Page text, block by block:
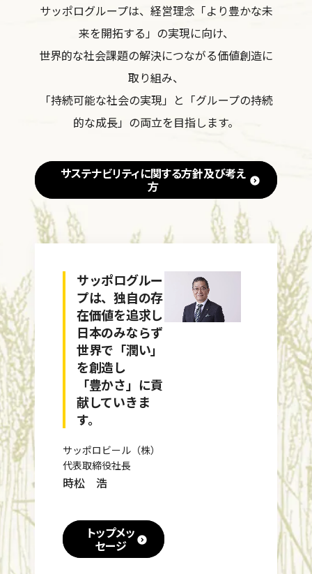
サッポログループは、経営理念「より豊かな未
来を開拓する」の実現に向け、
世界的な社会課題の解決につながる価値創造に
取り組み、
「持続可能な社会の実現」と「グループの持続
的な成長」の両立を目指します。
サステナビリティに関する方針及び考え
方
サッポログルー
プは、独自の存
在価値を追求し
日本のみならず
世界で「潤い」
を創造し
「豊かさ」に貢
献していきま
す。
サッポロビール（株）
代表取締役社長
時松 浩
トップメッ
セージ